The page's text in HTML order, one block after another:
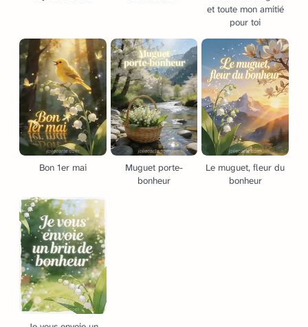
et toute mon amitié
pour toi
Bon 1er mai
Muguet porte-
bonheur
Le muguet, fleur du
bonheur